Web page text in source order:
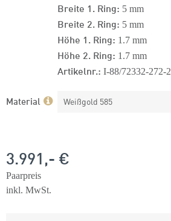
Breite 1. Ring: 5 mm
Breite 2. Ring: 5 mm
Höhe 1. Ring: 1.7 mm
Höhe 2. Ring: 1.7 mm
Artikelnr.: I-88/72332-272-2
Material Weißgold 585
3.991,- €
Paarpreis
inkl. MwSt.